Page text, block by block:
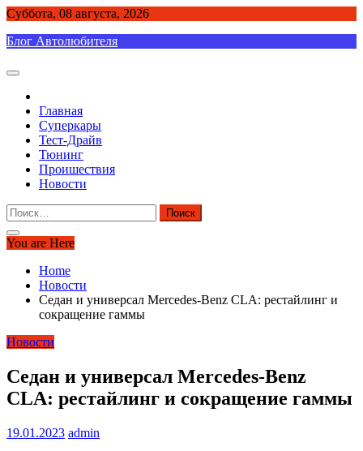
Skip
content
Суббота, 08 августа, 2026
Блог Автолюбителя
Главная
Суперкары
Тест-Драйв
Тюнинг
Проишествия
Новости
Найти:
You are Here
Home
Новости
Седан и универсал Mercedes-Benz CLA: рестайлинг и
сокращение гаммы
Новости
Седан и универсал Mercedes-Benz
CLA: рестайлинг и сокращение гаммы
19.01.2023 admin